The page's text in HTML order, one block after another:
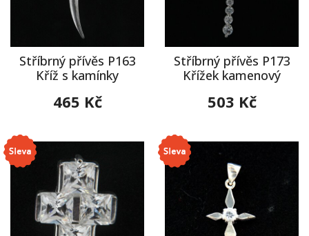
Stříbrný přívěs P163
Kříž s kamínky
465 Kč
Stříbrný přívěs P173
Křížek kamenový
503 Kč